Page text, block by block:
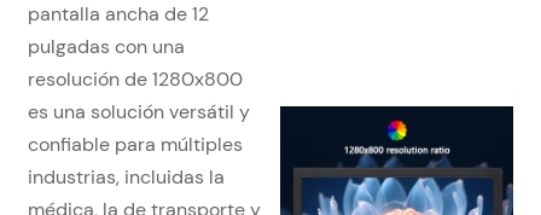
pantalla ancha de 12
pulgadas con una
resolución de 1280x800
es una solución versátil y
confiable para múltiples
industrias, incluidas la
médica, la de transporte y